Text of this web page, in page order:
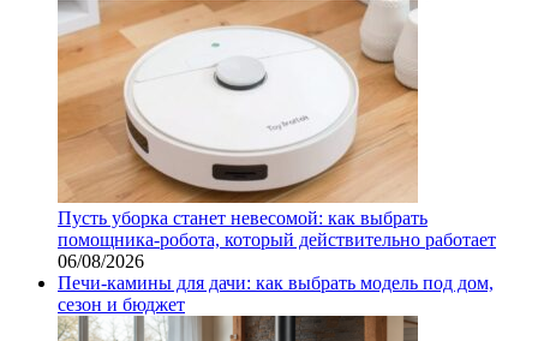
Пусть уборка станет невесомой: как выбрать
помощника‑робота, который действительно работает
06/08/2026
Печи-камины для дачи: как выбрать модель под дом,
сезон и бюджет